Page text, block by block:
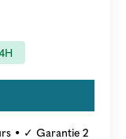
• ✓ Garantie 2